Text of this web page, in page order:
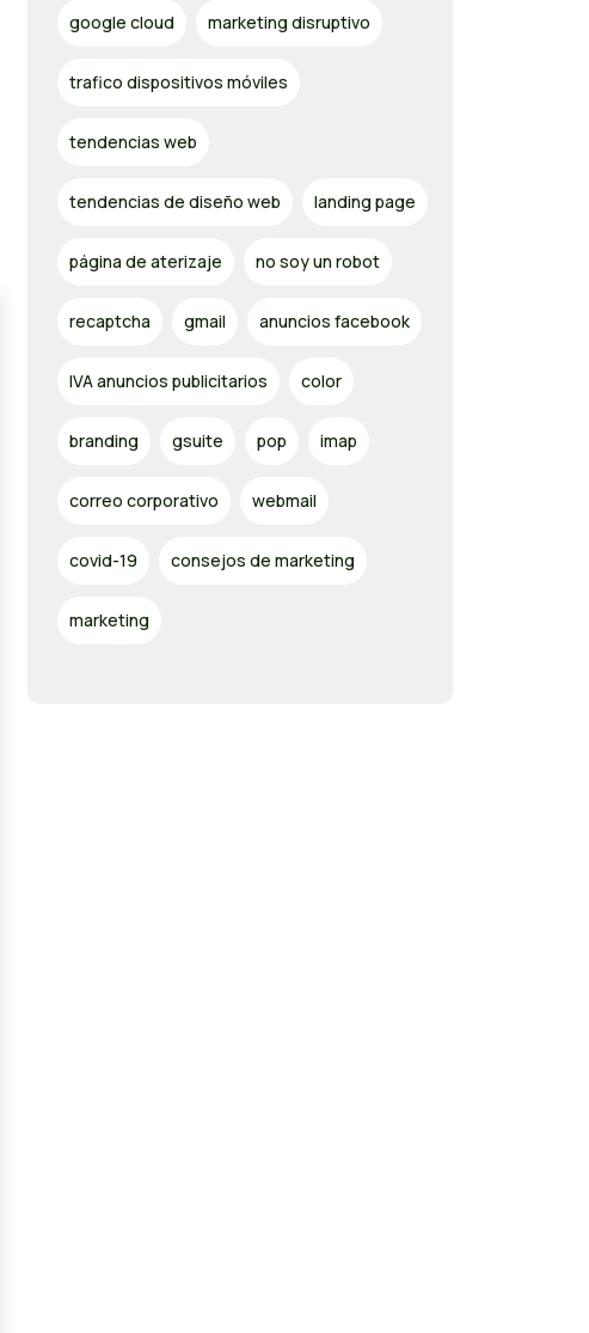
google cloud marketing disruptivo
trafico dispositivos móviles
tendencias web
tendencias de diseño web landing page
página de aterizaje no soy un robot
recaptcha gmail anuncios facebook
IVA anuncios publicitarios color
branding gsuite pop imap
correo corporativo webmail
covid-19 consejos de marketing
marketing